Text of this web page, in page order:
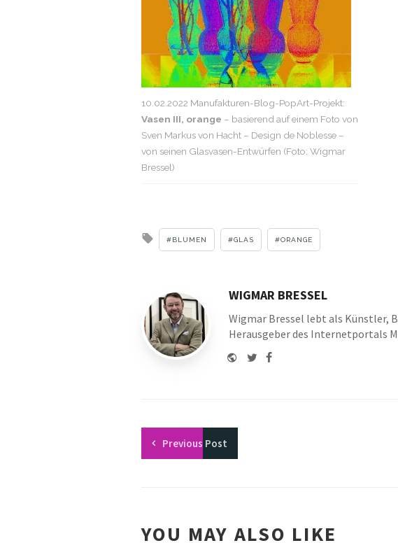
10.02.2022 Manufakturen-Blog-PopArt-Projekt:
Vasen III, orange – basierend auf einem Foto von
Sven Markus von Hacht – Design de Noblesse –
von seinen Glasvasen-Entwürfen (Foto: Wigmar
Bressel)
Tagged
BLUMEN GLAS ORANGE
WIGMAR BRESSEL
Wigmar Bressel lebt als Künstler,
Herausgeber des Internetportals
Website
TwitterFacebook
Previous Post
YOU MAY ALSO LIKE